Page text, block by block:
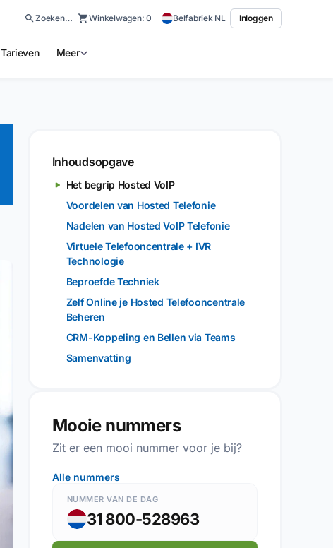
Zoeken… Winkelwagen:0 Belfabriek NL Inloggen
Tarieven Meer
Inhoudsopgave
Het begrip Hosted VoIP
Voordelen van Hosted Telefonie
Nadelen van Hosted VoIP Telefonie
Virtuele Telefooncentrale + IVR
Technologie
Beproefde Techniek
Zelf Online je Hosted Telefooncentrale
Beheren
CRM-Koppeling en Bellen via Teams
Samenvatting
Mooie nummers
Zit er een mooi nummer voor je bij?
Alle nummers
NUMMER VAN DE DAG
31 800-528963